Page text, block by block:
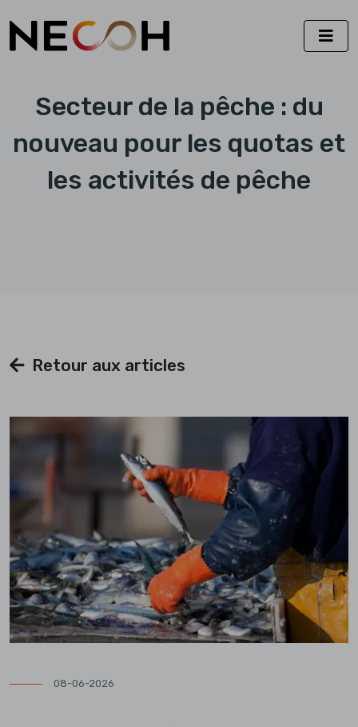
Secteur de la pêche : du
nouveau pour les quotas et
les activités de pêche
Retour aux articles
08-06-2026